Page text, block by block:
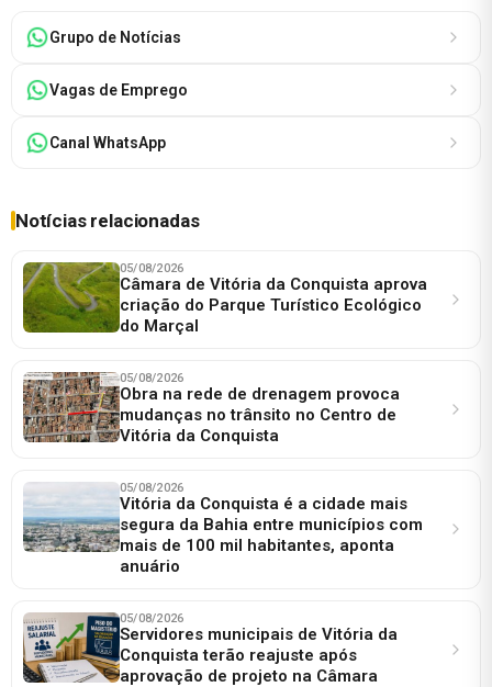
Grupo de Notícias
Vagas de Emprego
Canal WhatsApp
Notícias relacionadas
05/08/2026
Câmara de Vitória da Conquista aprova
criação do Parque Turístico Ecológico
do Marçal
05/08/2026
Obra na rede de drenagem provoca
mudanças no trânsito no Centro de
Vitória da Conquista
05/08/2026
Vitória da Conquista é a cidade mais
segura da Bahia entre municípios com
mais de 100 mil habitantes, aponta
anuário
05/08/2026
Servidores municipais de Vitória da
Conquista terão reajuste após
aprovação de projeto na Câmara